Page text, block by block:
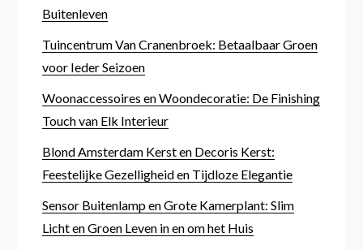
Buitenleven
Tuincentrum Van Cranenbroek: Betaalbaar Groen
voor Ieder Seizoen
Woonaccessoires en Woondecoratie: De Finishing
Touch van Elk Interieur
Blond Amsterdam Kerst en Decoris Kerst:
Feestelijke Gezelligheid en Tijdloze Elegantie
Sensor Buitenlamp en Grote Kamerplant: Slim
Licht en Groen Leven in en om het Huis